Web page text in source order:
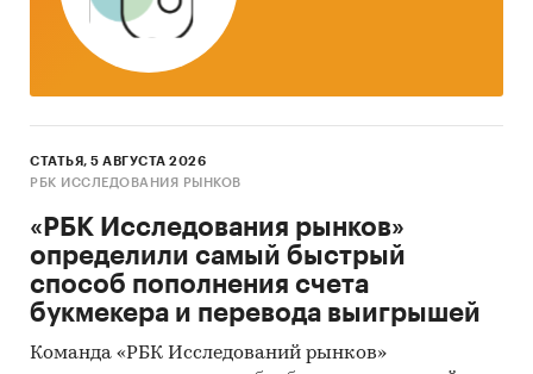
Прогнозы отрасли
Методология прогнозирования
статистики
Базы данных Федеральной налоговой
службы
Таможенная статистика
Официальные интернет-порталы правовой
информации
СТАТЬЯ, 5 АВГУСТА 2026
РБК ИССЛЕДОВАНИЯ РЫНКОВ
«РБК Исследования рынков»
определили самый быстрый
способ пополнения счета
букмекера и перевода выигрышей
Команда «РБК Исследований рынков»